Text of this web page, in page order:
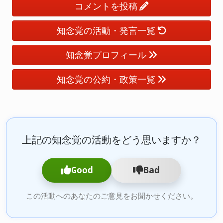
コメントを投稿
知念覚の活動・発言一覧
知念覚プロフィール
知念覚の公約・政策一覧
上記の知念覚の活動をどう思いますか？
Good Bad
この活動へのあなたのご意見をお聞かせください。